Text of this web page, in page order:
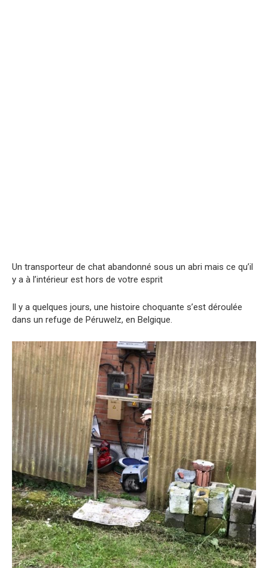
Un transporteur de chat abandonné sous un abri mais ce qu’il
y a à l’intérieur est hors de votre esprit
Il y a quelques jours, une histoire choquante s’est déroulée
dans un refuge de Péruwelz, en Belgique.